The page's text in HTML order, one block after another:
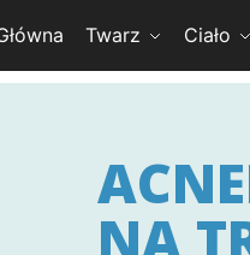
Twarz Ciało
NA